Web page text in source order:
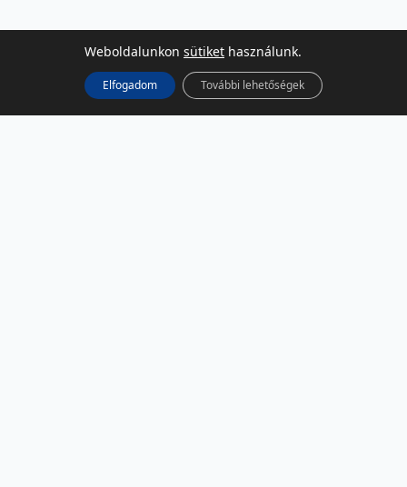
Weboldalunkon sütiket használunk.
Elfogadom További lehetőségek